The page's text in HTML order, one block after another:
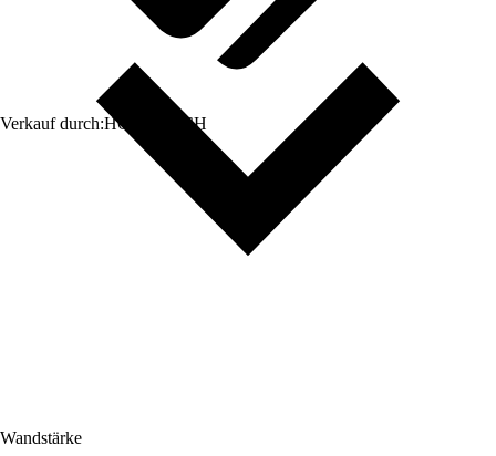
Verkauf durch:HORNBACH
Wandstärke